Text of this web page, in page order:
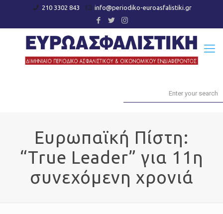
210 3302 843 info@periodiko-euroasfalistiki.gr
Ευρωπαϊκή Πίστη:
“True Leader” για 11η
συνεχόμενη χρονιά